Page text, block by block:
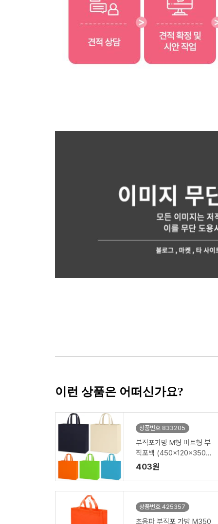
이런 상품은 어떠신가요?
상품번호 833205
부직포가방 M형 마트형 부
직포백 (450x120x350m
m)
403원
상품번호 425357
초음파 부직포 가방 M350